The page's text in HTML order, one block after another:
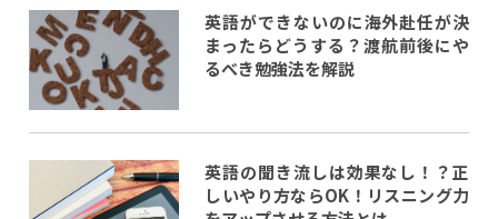
英語ができないのに海外赴任が決
まったらどうする？渡航前後にや
るべき勉強法を解説
英語の聞き流しは効果なし！？正
しいやり方ならOK！リスニング力